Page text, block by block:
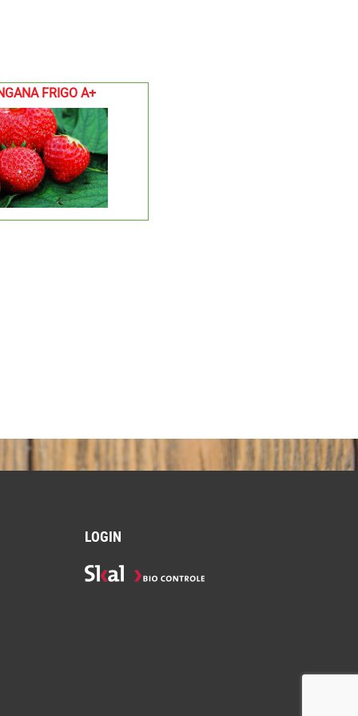
FRIGO A+
LOGIN